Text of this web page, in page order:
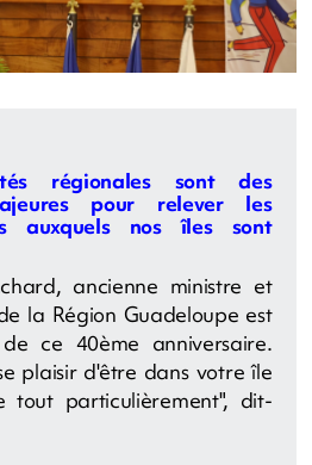
régionales sont des
pour relever les
auxquels nos îles sont
ancienne ministre et
la Région Guadeloupe est
ce 40ème anniversaire.
plaisir d'être dans votre île
tout particulièrement", dit-